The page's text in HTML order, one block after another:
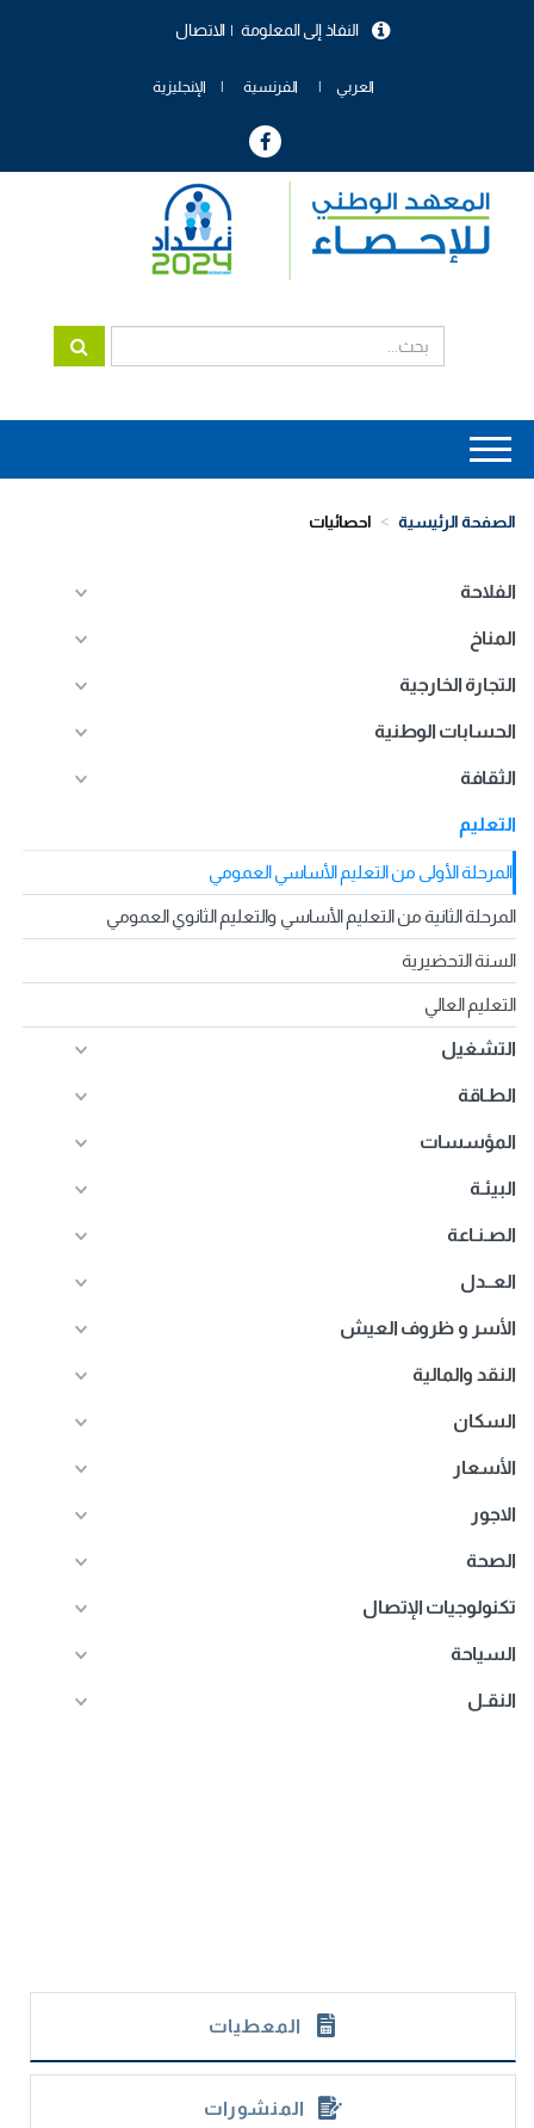
الاتصال النفاذ إلى المعلومة
العربي الفرنسية الإنجليزية
Main
navigation
الصفحة الرئيسية احصائيات
الفلاحة
المناخ
التجارة الخارجية
الحسابات الوطنية
الثقافة
التعليم
المرحلة الأولى من التعليم الأساسي العمومي
المرحلة الثانية من التعليم الأساسي والتعليم الثانوي العمومي
السنة التحضيرية
التعليم العالي
التشغيل
الطـاقة
المؤسسات
البيئـة
الصـنـاعة
العــدل
الأسر و ظروف العيش
النقد والمالية
السكان
الأسعار
الاجور
الصحة
تكنولوجيات الإتصال
السياحة
النقـل
المعطيات
المنشورات